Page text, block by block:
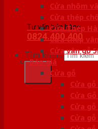
Tư vấn bán hàng
0824.400.400
Tìm kiếm:
Cửa nhôm
Cửa thép
Cửa Thép
Cửa thép
Cửa vân gỗ
Báo giá
Cửa gỗ
Cửa
Cửa
Cửa gỗ
Cửa gỗ